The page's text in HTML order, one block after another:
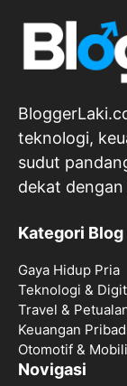
teknologi,
sudut
dekat
Kategori Blog
Gaya Hidup Pria
Teknologi &
Travel &
Keuangan
Otomotif &
Novigasi